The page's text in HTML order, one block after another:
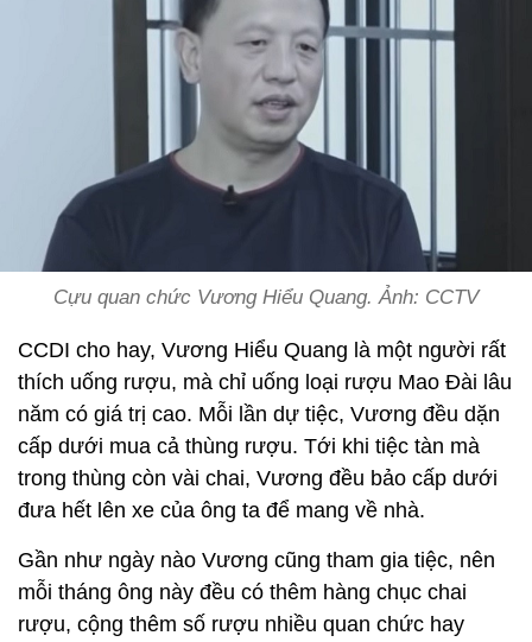
Cựu quan chức Vương Hiểu Quang. Ảnh: CCTV
CCDI cho hay, Vương Hiểu Quang là một người rất
thích uống rượu, mà chỉ uống loại rượu Mao Đài lâu
năm có giá trị cao. Mỗi lần dự tiệc, Vương đều dặn
cấp dưới mua cả thùng rượu. Tới khi tiệc tàn mà
trong thùng còn vài chai, Vương đều bảo cấp dưới
đưa hết lên xe của ông ta để mang về nhà.
Gần như ngày nào Vương cũng tham gia tiệc, nên
mỗi tháng ông này đều có thêm hàng chục chai
rượu, cộng thêm số rượu nhiều quan chức hay